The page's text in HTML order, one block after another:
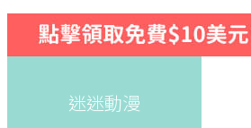
迷迷動漫